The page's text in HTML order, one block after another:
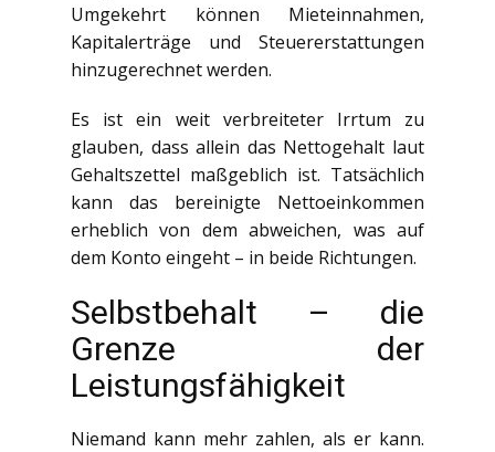
Umgekehrt können Mieteinnahmen,
Kapitalerträge und Steuererstattungen
hinzugerechnet werden.
Es ist ein weit verbreiteter Irrtum zu
glauben, dass allein das Nettogehalt laut
Gehaltszettel maßgeblich ist. Tatsächlich
kann das bereinigte Nettoeinkommen
erheblich von dem abweichen, was auf
dem Konto eingeht – in beide Richtungen.
Selbstbehalt – die
Grenze der
Leistungsfähigkeit
Niemand kann mehr zahlen, als er kann.